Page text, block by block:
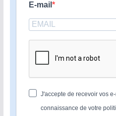
E-mail
J'accepte de recevoir vos
connaissance de votre